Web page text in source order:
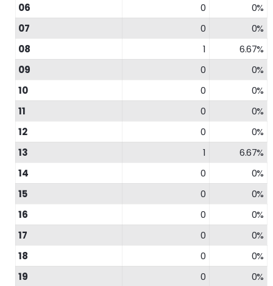
06
0
0%
07
0
0%
08
1
6.67%
09
0
0%
10
0
0%
11
0
0%
12
0
0%
13
1
6.67%
14
0
0%
15
0
0%
16
0
0%
17
0
0%
18
0
0%
19
0
0%